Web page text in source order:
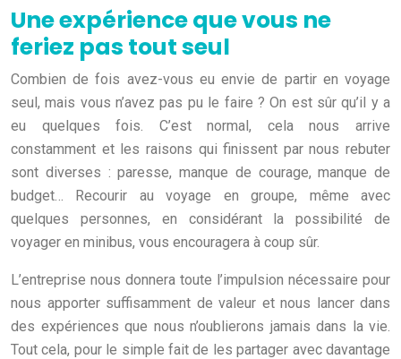
Une expérience que vous ne
feriez pas tout seul
Combien de fois avez-vous eu envie de partir en voyage
seul, mais vous n’avez pas pu le faire ? On est sûr qu’il y a
eu quelques fois. C’est normal, cela nous arrive
constamment et les raisons qui finissent par nous rebuter
sont diverses : paresse, manque de courage, manque de
budget… Recourir au voyage en groupe, même avec
quelques personnes, en considérant la possibilité de
voyager en minibus, vous encouragera à coup sûr.
L’entreprise nous donnera toute l’impulsion nécessaire pour
nous apporter suffisamment de valeur et nous lancer dans
des expériences que nous n’oublierons jamais dans la vie.
Tout cela, pour le simple fait de les partager avec davantage